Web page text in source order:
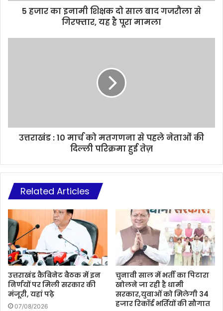
5 हजार का इनामी शिक्षक दो साल बाद गजरौला से
गिरफ्तार, यह है पूरा मामला
उत्तराखंड : 10 मार्च को मतगणना से पहले नेताओं की
दिल्ली परिक्रमा हुई तेज़
Related Articles
उत्तराखंड कैबिनेट बैठक में इन
निर्णयों पर मिली सरकार की
मंजूरी, यहां पढ़े
07/08/2026
चुनावी साल में भर्ती का पिटारा
खोलने जा रही है धामी
सरकार,युवाओं को मिलेगी 34
हजार रिकॉर्ड भर्तियों की सौगात